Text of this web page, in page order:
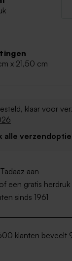
x 21,50 cm
klaar voor
alle
aan
een gratis herdruk
sinds 1961
klanten beveelt